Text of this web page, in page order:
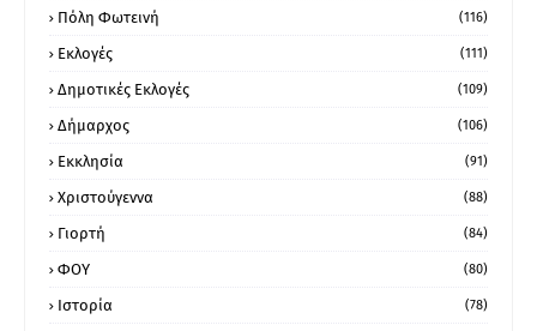
Πόλη Φωτεινή (116)
Εκλογές (111)
Δημοτικές Εκλογές (109)
Δήμαρχος (106)
Εκκλησία (91)
Χριστούγεννα (88)
Γιορτή (84)
ΦΟΥ (80)
Ιστορία (78)